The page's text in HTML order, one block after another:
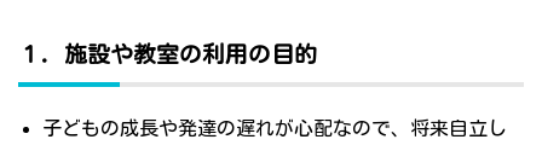
１．施設や教室の利用の目的
子どもの成長や発達の遅れが心配なので、将来自立し